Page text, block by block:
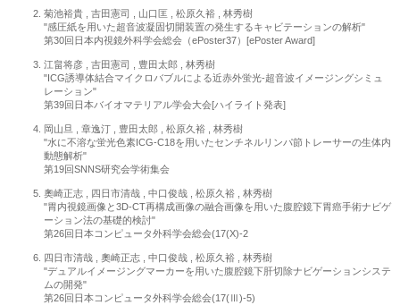
菊池裕貴 , 吉田憲司 , 山口匡 , 松原久裕 , 林秀樹
"感圧紙を用いた超音波凝固切開装置の発生するキャビテーションの解析"
第30回日本内視鏡外科学会総会（ePoster37）[ePoster Award]
江畠将彦 , 吉田憲司 , 豊田太郎 , 林秀樹
"ICG誘導体結合マイクロバブルによる近赤外蛍光-超音波イメージングシミュ
レーション"
第39回日本バイオマテリアル学会大会[ハイライト発表]
岡山旦 , 章逸汀 , 豊田太郎 , 松原久裕 , 林秀樹
"水に不溶な蛍光色素ICG-C18を用いたセンチネルリンパ節トレーサーの生体内
動態解析"
第19回SNNS研究会学術集会
奧崎正志 , 四日市清哉 , 中口俊哉 , 松原久裕 , 林秀樹
"胃内視鏡画像と3D-CT再構成画像の融合画像を用いた腹腔鏡下胃癌手術ナビゲ
ーション法の基礎的検討"
第26回日本コンピュータ外科学会総会(17(X)-2
四日市清哉 , 奧崎正志 , 中口俊哉 , 松原久裕 , 林秀樹
"デュアルイメージングマーカーを用いた腹腔鏡下肝切除ナビゲーションシステ
ムの開発"
第26回日本コンピュータ外科学会総会(17(Ⅲ)-5)